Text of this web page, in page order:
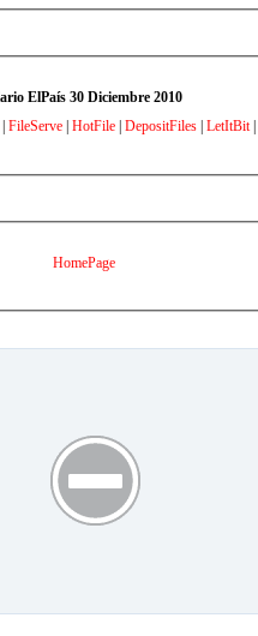
ElPaís 30 Diciembre 2010
FileServe HotFile DepositFiles LetItBit|
HomePage